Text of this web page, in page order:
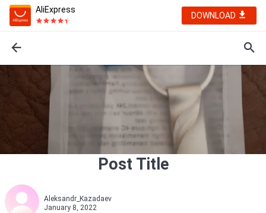
AliExpress
DOWNLOAD
Post Title
Aleksandr_Kazadaev
January 8, 2022